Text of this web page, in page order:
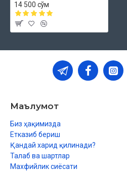
14 500 сўм
Маълумот
Биз ҳақимизда
Етказиб бериш
Қандай харид қилинади?
Талаб ва шартлар
Махфийлик сиёсати